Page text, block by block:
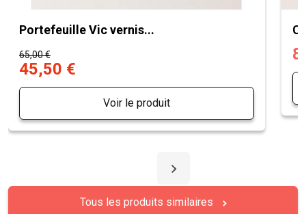
Portefeuille Vic vernis...
65,00 €
45,50 €
Voir le produit
Tous les produits similaires